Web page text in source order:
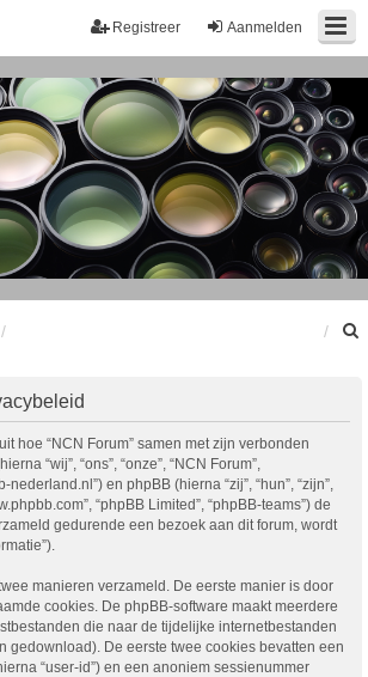
Aanmelden
Registreer
hoe “NCN Forum” samen met zijn verbonden
“wij”, “ons”, “onze”, “NCN Forum”,
en phpBB (hierna “zij”, “hun”, “zijn”,
“phpBB Limited”, “phpBB-teams”) de
gedurende een bezoek aan dit forum, wordt
manieren verzameld. De eerste manier is door
cookies. De phpBB-software maakt meerdere
die naar de tijdelijke internetbestanden
gedownload). De eerste twee cookies bevatten een
“user-id”) en een anoniem sessienummer